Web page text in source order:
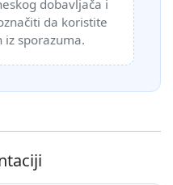
dobavljača i
da koristite
sporazuma.